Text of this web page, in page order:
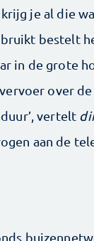
je al die
bestelt
in de grote
over
vertelt
aan de